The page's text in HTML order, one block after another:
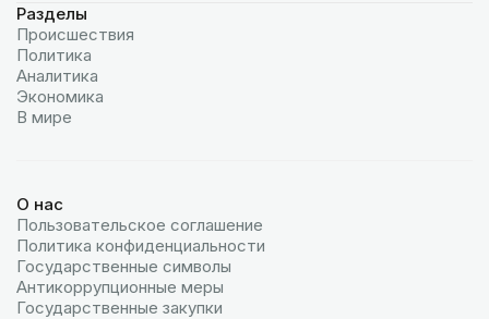
Разделы
Происшествия
Политика
Аналитика
Экономика
В мире
О нас
Пользовательское соглашение
Политика конфиденциальности
Государственные символы
Антикоррупционные меры
Государственные закупки